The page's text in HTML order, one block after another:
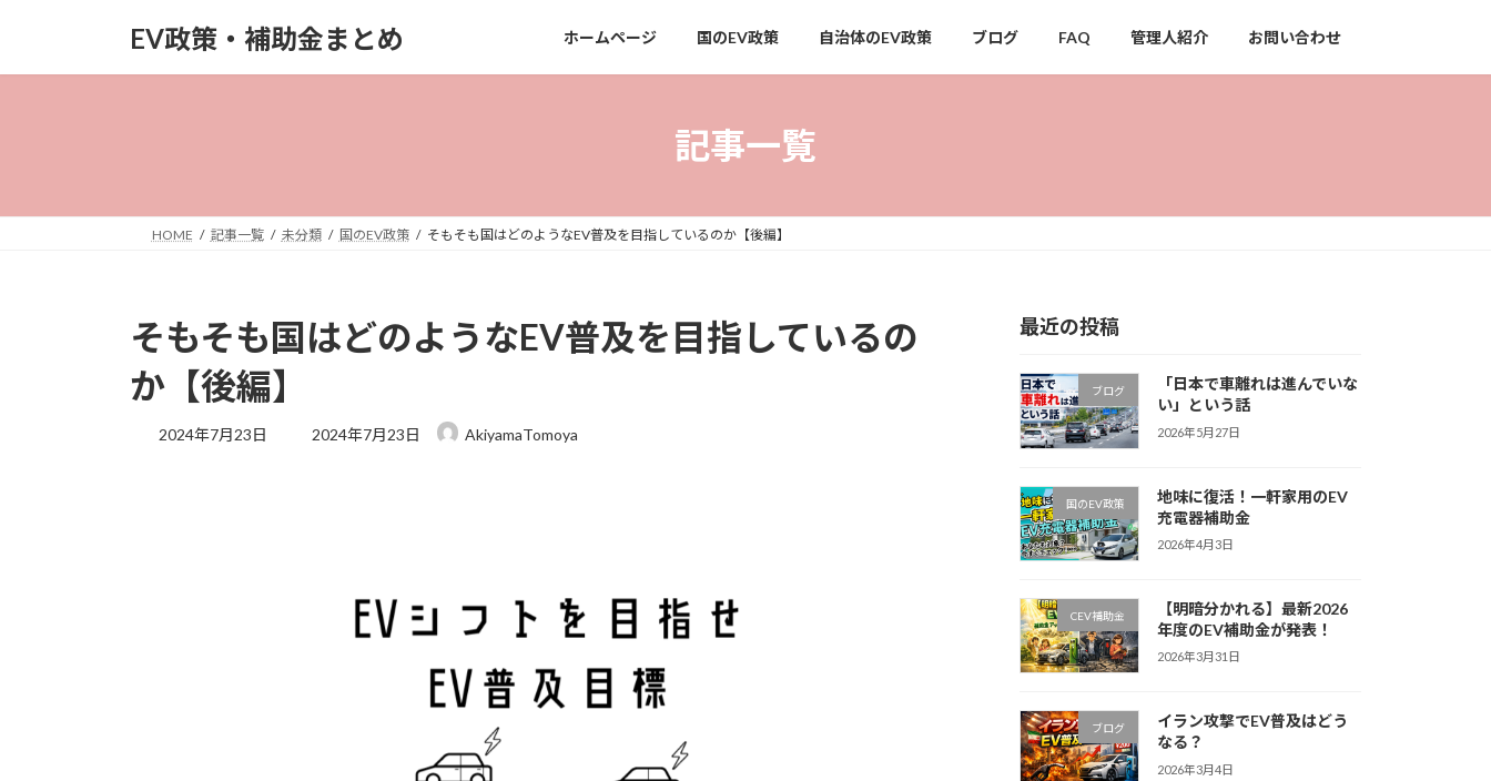
EV政策・補助金まとめ ホームページ 国のEV政策 自治体のEV政策 ブログ FAQ 管理人紹介 お問い合わせ
記事一覧
HOME 記事一覧 未分類 国のEV政策 そもそも国はどのようなEV普及を目指しているのか【後編】
そもそも国はどのようなEV普及を目指しているの
か【後編】
2024年7月23日
最
2024年7月23日 AkiyamaTomoya
最近の投稿
ブログ
「日本で車離れは進んでいな
い」という話
2026年5月27日
国のEV政策
地味に復活！一軒家用のEV
充電器補助金
2026年4月3日
CEV補助金
【明暗分かれる】最新2026
年度のEV補助金が発表！
2026年3月31日
ブログ
イラン攻撃でEV普及はどう
なる？
2026年3月4日